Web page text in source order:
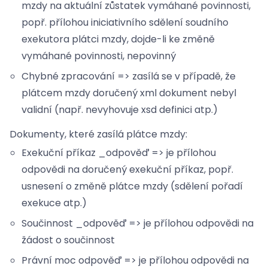
mzdy na aktuální zůstatek vymáhané povinnosti,
popř. přílohou iniciativního sdělení soudního
exekutora plátci mzdy, dojde-li ke změně
vymáhané povinnosti, nepovinný
Chybné zpracování => zasílá se v případě, že
plátcem mzdy doručený xml dokument nebyl
validní (např. nevyhovuje xsd definici atp.)
Dokumenty, které zasílá plátce mzdy:
Exekuční příkaz _odpověď => je přílohou
odpovědi na doručený exekuční příkaz, popř.
usnesení o změně plátce mzdy (sdělení pořadí
exekuce atp.)
Součinnost _odpověď => je přílohou odpovědi na
žádost o součinnost
Právní moc odpověď => je přílohou odpovědi na